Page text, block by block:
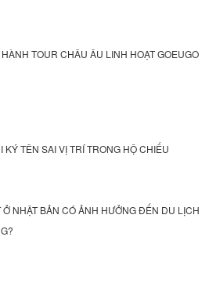
TOUR CHÂU ÂU LINH HOẠT GOEUGO
KÝ TÊN SAI VỊ TRÍ TRONG HỘ CHIẾU
NHẬT BẢN CÓ ẢNH HƯỞNG ĐẾN DU LỊCH